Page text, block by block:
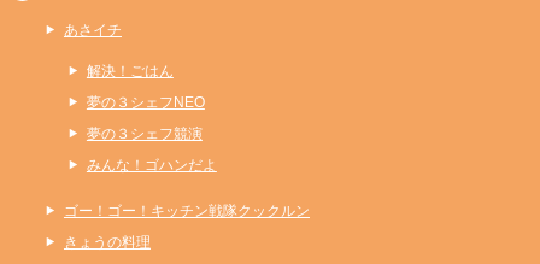
あさイチ
解決！ごはん
夢の３シェフNEO
夢の３シェフ競演
みんな！ゴハンだよ
ゴー！ゴー！キッチン戦隊クックルン
きょうの料理